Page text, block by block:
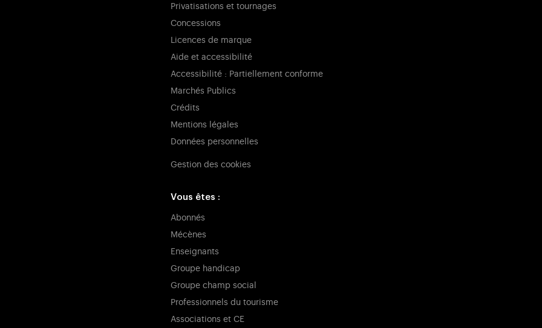
Privatisations et tournages
Concessions
Licences de marque
Aide et accessibilité
Accessibilité : Partiellement conforme
Marchés Publics
Crédits
Mentions légales
Données personnelles
Gestion des cookies
Vous êtes :
Abonnés
Mécènes
Enseignants
Groupe handicap
Groupe champ social
Professionnels du tourisme
Associations et CE